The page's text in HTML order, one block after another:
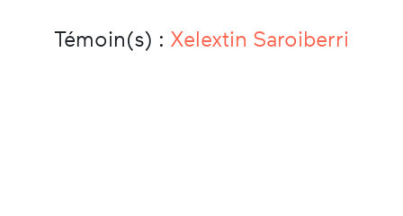
Témoin(s) : Xelextin Saroiberri